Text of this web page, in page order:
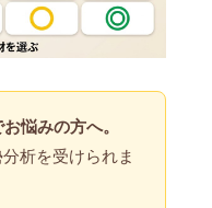
悩みの方へ。
析を受けられま